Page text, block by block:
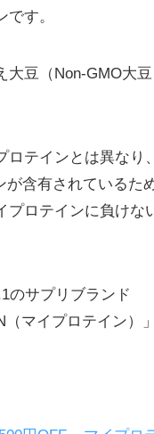
す。
大豆（Non-GMO大
ロテインとは異なり
が含有されているた
プロテインに負けな
のサプリブランド
（マイプロテイン）